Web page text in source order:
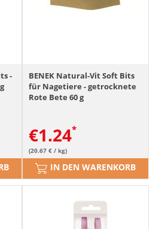
-
BENEK Natural-Vit Soft Bits
für Nagetiere - getrocknete
Rote Bete 60 g
€1.24
(20.67 € / kg)
IN DEN WARENKORB